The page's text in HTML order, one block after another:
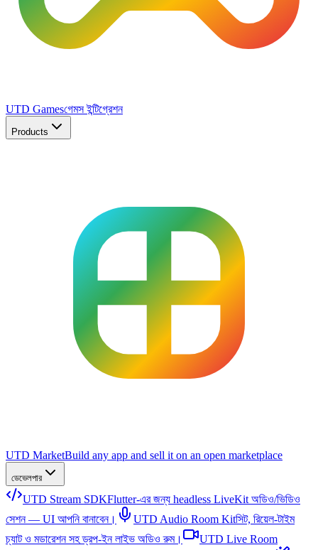
UTD Gamesগেমস ইন্টিগ্রেশন
Products
UTD MarketBuild any app and sell it on an open marketplace
ডেভেলপার
UTD Stream SDKFlutter-এর জন্য headless LiveKit অডিও/ভিডিও
সেশন — UI আপনি বানাবেন।
UTD Audio Room Kitসিট, রিয়েল-টাইম
চ্যাট ও মডারেশন সহ ড্রপ-ইন লাইভ অডিও রুম।
UTD Live Room